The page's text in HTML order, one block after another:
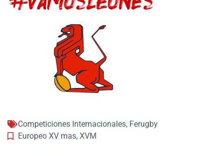
Competiciones Internacionales, Ferugby
Europeo XV mas, XVM